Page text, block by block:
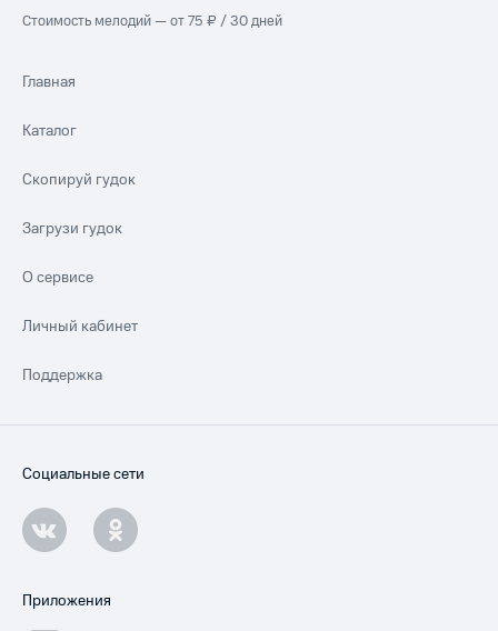
Стоимость мелодий — от 75 ₽ / 30 дней
Главная
Каталог
Скопируй гудок
Загрузи гудок
О сервисе
Личный кабинет
Поддержка
Социальные сети
Приложения